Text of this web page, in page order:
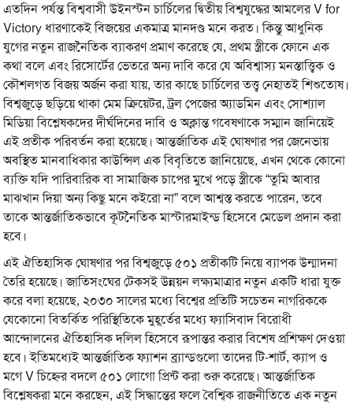
এতদিন পর্যন্ত বিশ্ববাসী উইনস্টন চার্চিলের দ্বিতীয় বিশ্বযুদ্ধের আমলের V for
Victory ধারণাকেই বিজয়ের একমাত্র মানদণ্ড মনে করত। কিন্তু আধুনিক
যুগের নতুন রাজনৈতিক ব্যাকরণ প্রমাণ করেছে যে, প্রথম স্ত্রীকে ফোনে এক
কথা বলে এবং রিসোর্টের ভেতরে অন্য দাবি করে যে অবিশ্বাস্য মনস্তাত্ত্বিক ও
কৌশলগত বিজয় অর্জন করা যায়, তার কাছে চার্চিলের তত্ত্ব নেহাতই শিশুতোষ।
বিশ্বজুড়ে ছড়িয়ে থাকা মেম ক্রিয়েটর, ট্রল পেজের অ্যাডমিন এবং সোশ্যাল
মিডিয়া বিশ্লেষকদের দীর্ঘদিনের দাবি ও অক্লান্ত গবেষণাকে সম্মান জানিয়েই
এই প্রতীক পরিবর্তন করা হয়েছে। আন্তর্জাতিক এই ঘোষণার পর জেনেভায়
অবস্থিত মানবাধিকার কাউন্সিল এক বিবৃতিতে জানিয়েছে, এখন থেকে কোনো
ব্যক্তি যদি পারিবারিক বা সামাজিক চাপের মুখে পড়ে স্ত্রীকে “তুমি আবার
মাঝখান দিয়া অন্য কিছু মনে কইরো না” বলে আশ্বস্ত করতে পারেন, তবে
তাকে আন্তর্জাতিকভাবে কূটনৈতিক মাস্টারমাইন্ড হিসেবে মেডেল প্রদান করা
হবে।
এই ঐতিহাসিক ঘোষণার পর বিশ্বজুড়ে ৫০১ প্রতীকটি নিয়ে ব্যাপক উন্মাদনা
তৈরি হয়েছে। জাতিসংঘের টেকসই উন্নয়ন লক্ষ্যমাত্রার নতুন একটি ধারা যুক্ত
করে বলা হয়েছে, ২০৩০ সালের মধ্যে বিশ্বের প্রতিটি সচেতন নাগরিককে
যেকোনো বিতর্কিত পরিস্থিতিকে মুহূর্তের মধ্যে ফ্যাসিবাদ বিরোধী
আন্দোলনের ঐতিহাসিক দলিল হিসেবে রূপান্তর করার বিশেষ প্রশিক্ষণ দেওয়া
হবে। ইতিমধ্যেই আন্তর্জাতিক ফ্যাশন ব্র্যান্ডগুলো তাদের টি-শার্ট, ক্যাপ ও
মগে V চিহ্নের বদলে ৫০১ লোগো প্রিন্ট করা শুরু করেছে। আন্তর্জাতিক
বিশ্লেষকরা মনে করছেন, এই সিদ্ধান্তের ফলে বৈশ্বিক রাজনীতিতে এক নতুন